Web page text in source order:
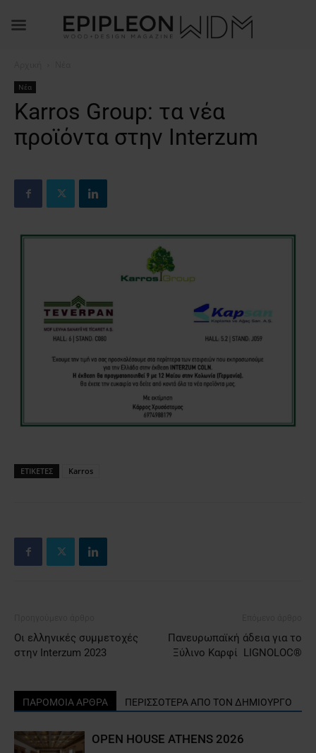
Νέα
Karros Group: τα νέα
προϊόντα στην Interzum
ΕΤΙΚΕΤΕΣ Karros
Οι ελληνικές συμμετοχές
στην Interzum 2023
Πανευρωπαϊκή άδεια για το
Ξύλινο Καρφί LIGNOLOC®
ΠΑΡΟΜΟΙΑ ΑΡΘΡΑ ΠΕΡΙΣΣΟΤΕΡΑ ΑΠΟ ΤΟΝ ΔΗΜΙΟΥΡΓΟ
OPEN HOUSE ATHENS 2026